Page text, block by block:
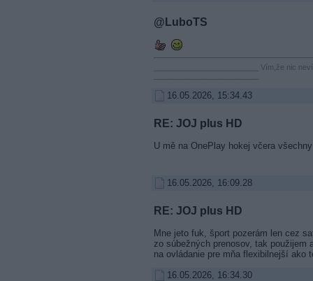
@LuboTS
_________________________ Vím,že nic
16.05.2026, 15:34.43
RE: JOJ plus HD
U mě na OnePlay hokej včera
16.05.2026, 16:09.28
RE: JOJ plus HD
Mne jeto fuk, šport pozerám len cez
zo súbežných prenosov, tak použijem
na ovládanie pre mňa flexibilnejší ako
16.05.2026, 16:34.30